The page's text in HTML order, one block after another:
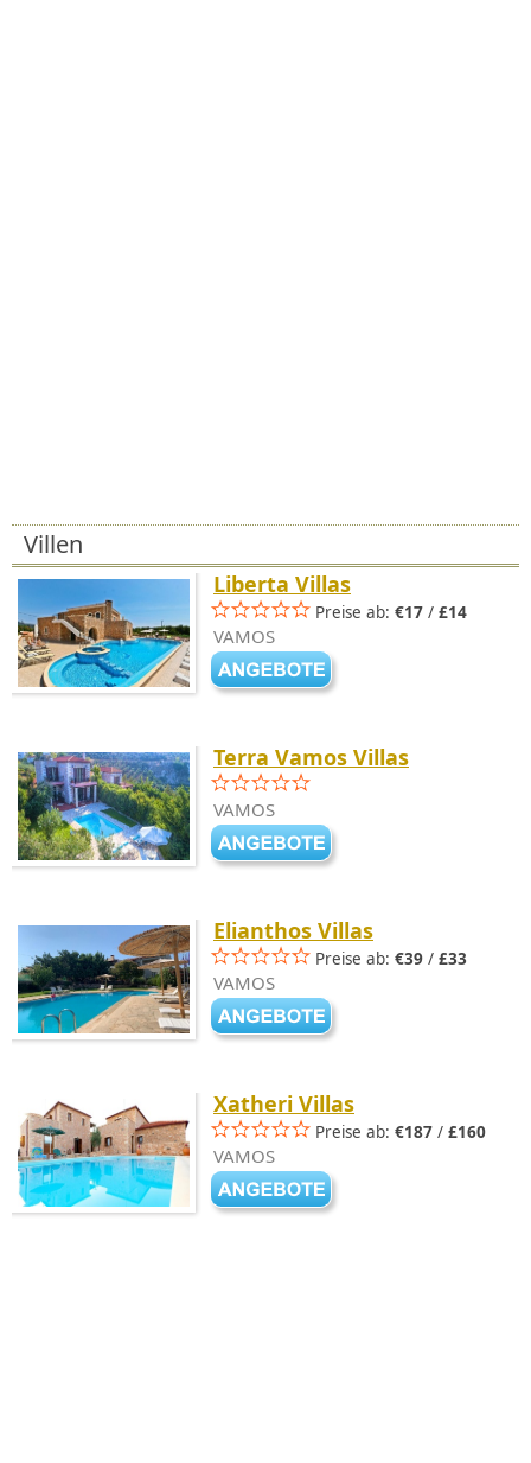
Villen
Liberta Villas
Preise ab: €17 / £14
VAMOS
Terra Vamos Villas
VAMOS
Elianthos Villas
Preise ab: €39 / £33
VAMOS
Xatheri Villas
Preise ab: €187 / £160
VAMOS